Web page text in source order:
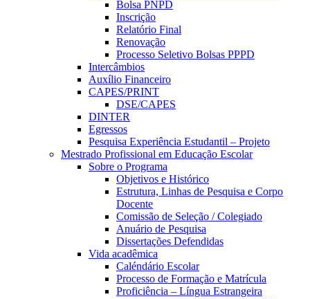
Bolsa PNPD
Inscrição
Relatório Final
Renovação
Processo Seletivo Bolsas PPPD
Intercâmbios
Auxílio Financeiro
CAPES/PRINT
DSE/CAPES
DINTER
Egressos
Pesquisa Experiência Estudantil – Projeto
Mestrado Profissional em Educação Escolar
Sobre o Programa
Objetivos e Histórico
Estrutura, Linhas de Pesquisa e Corpo
Docente
Comissão de Seleção / Colegiado
Anuário de Pesquisa
Dissertações Defendidas
Vida acadêmica
Caléndário Escolar
Processo de Formação e Matrícula
Proficiência – Língua Estrangeira